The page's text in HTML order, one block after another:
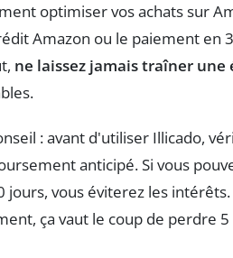
optimiser vos achats sur
Amazon ou le paiement en
ne laissez jamais traîner une
: avant d'utiliser Illicado,
anticipé. Si vous
vous éviterez les intérêts.
ça vaut le coup de perdre